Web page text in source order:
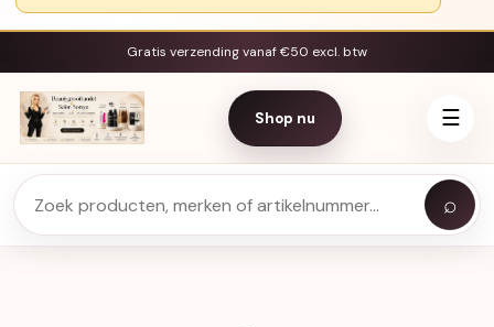
Gratis verzending vanaf €50 excl. btw
Shop nu ☰
⌕